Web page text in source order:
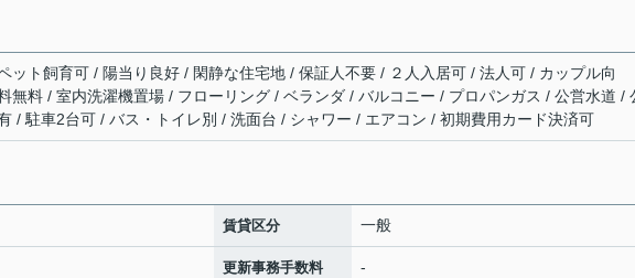
ット飼育可 / 陽当り良好 / 閑静な住宅地 / 保証人不要 / ２人入居可 / 法人可 / カップル向
無料 / 室内洗濯機置場 / フローリング / ベランダ / バルコニー / プロパンガス / 公営水道 /
/ 駐車2台可 / バス・トイレ別 / 洗面台 / シャワー / エアコン / 初期費用カード決済可
賃貸区分 一般
更新事務手数料 -